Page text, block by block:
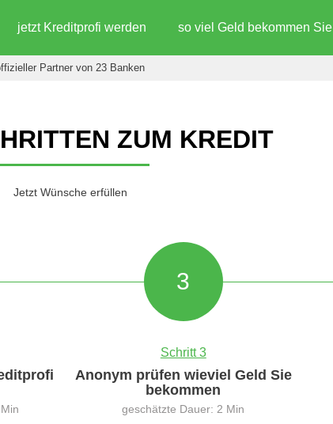
jetzt Kreditprofi werden so viel Geld bekommen Sie
Partner von 23 Banken
ZUM KREDIT
Jetzt Wünsche erfüllen
3
Schritt 3
Anonym prüfen wieviel Geld Sie
bekommen
geschätzte Dauer: 2 Min